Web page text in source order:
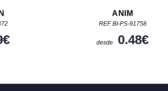
€
ANIM
REF. BI-PS-91758
desde 0.48€